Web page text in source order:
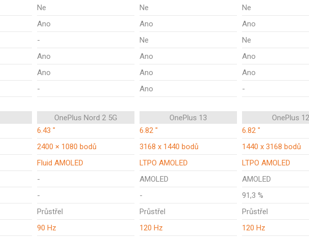
Ne Ne
Ne
Ano Ano
Ano
- Ne
Ne
Ano Ano
Ano
Ano Ano
Ano
- Ano -
OnePlus Nord 2 5G OnePlus 13
OnePlus 12
6.43 " 6.82 "
6.82 "
2400 × 1080 bodů 3168 x 1440 bodů
1440 x 3168 bodů
Fluid AMOLED LTPO AMOLED
LTPO AMOLED
- AMOLED
AMOLED
- -
91,3 %
Průstřel Průstřel
Průstřel
90 Hz 120 Hz
120 Hz